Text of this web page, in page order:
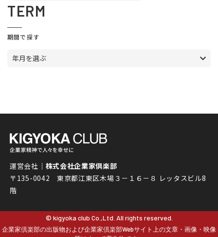
TERM
期間で探す
年月を選ぶ
運営会社｜ 株式会社企業家倶楽部
〒135-0042 東京都江東区木場３－１６－８ レッタスビル8
階
© kigyoka club Co.,Ltd. All rights reserved.
企業家倶楽部の出版物および企業家倶楽部Webサイト上の文章・画像・映像